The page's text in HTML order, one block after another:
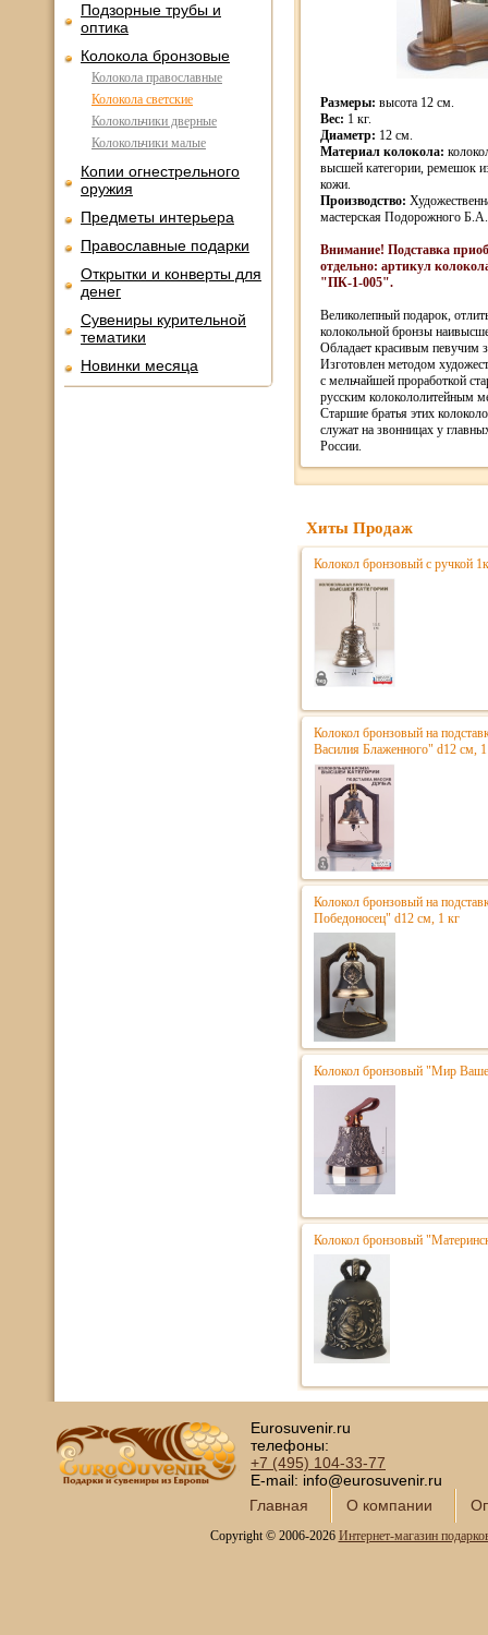
Подзорные трубы и
оптика
Колокола бронзовые
Колокола православные
Колокола светские
Колокольчики дверные
Колокольчики малые
Копии огнестрельного
оружия
Предметы интерьера
Православные подарки
Открытки и конверты для
денег
Сувениры курительной
тематики
Новинки месяца
Размеры: высота 12 см.
Вес: 1 кг.
Диаметр: 12 см.
Материал колокола:
высшей категории, ремешок
кожи.
Производство:
мастерская Подорожного
Внимание! Подставка
отдельно: артикул
"ПК-1-005".
Великолепный подарок,
колокольной бронзы
Обладает красивым певучим
Изготовлен методом
с мельчайшей проработкой
русским колокололитейным
Старшие братья этих
служат на звонницах у
России.
Хиты Продаж
Колокол бронзовый с ручкой
Колокол бронзовый на
Василия Блаженного" d12 см,
Колокол бронзовый на
Победоносец" d12 см, 1 кг
Колокол бронзовый "Мир
Колокол бронзовый
Eurosuvenir.ru
телефоны:
+7 (495) 104-33-77
E-mail: info@eurosuvenir.ru
Главная
О компании
Copyright © 2006-2026 Интернет-магазин